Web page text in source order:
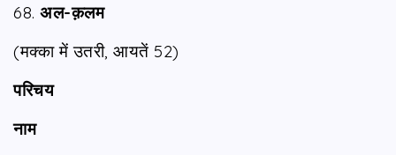
68. अल-क़लम
(मक्का में उतरी, आयतें 52)
परिचय
नाम